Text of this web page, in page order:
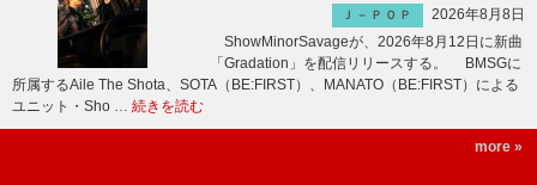
Ｊ－ＰＯＰ
2026年8月8日
ShowMinorSavageが、2026年8月12日に新曲
「Gradation」を配信リリースする。 BMSGに
所属するAile The Shota、SOTA（BE:FIRST）、MANATO（BE:FIRST）による
ユニット・Sho … 続きを読む
more »